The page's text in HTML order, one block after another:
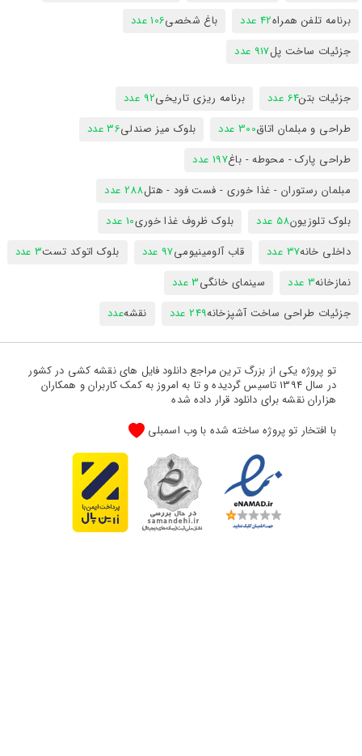
برنامه تلفن همراه42 عدد باغ شخصی106 عدد
جزئیات ساخت پل917 عدد
جزئیات بتن64 عدد برنامه ریزی تاریخی92 عدد
طراحی و مبلمان اتاق300 عدد بلوک میز صندلی36 عدد
طراحی پارک - محوطه - باغ197 عدد
مبلمان رستوران - غذا خوری - فست فود - هتل288 عدد
بلوک تلوزیون58 عدد بلوک ظروف غذا خوری10 عدد
داخلی خانه37 عدد قاب آلومینیومی97 عدد بلوک اتوکد تست3 عدد
نمازخانه3 عدد سینمای خانگی3 عدد
جزئیات طراحی ساخت آشپزخانه249 عدد نقشهعدد
تو پروژه یکی از بزرگ ترین مراجع دانلود فایل های نقشه کشی در کشور
در سال 1394 تاسیس گردیده و تا به امروز به کمک کاربران و همکاران
هزاران نقشه برای دانلود قرار داده شده
با افتخار تو پروژه ساخته شده با وب اسمبلی